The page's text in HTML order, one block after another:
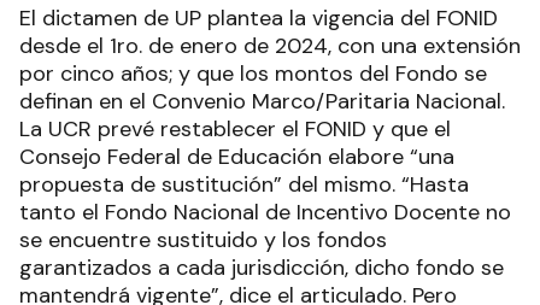
El dictamen de UP plantea la vigencia del FONID
desde el 1ro. de enero de 2024, con una extensión
por cinco años; y que los montos del Fondo se
definan en el Convenio Marco/Paritaria Nacional.
La UCR prevé restablecer el FONID y que el
Consejo Federal de Educación elabore “una
propuesta de sustitución” del mismo. “Hasta
tanto el Fondo Nacional de Incentivo Docente no
se encuentre sustituido y los fondos
garantizados a cada jurisdicción, dicho fondo se
mantendrá vigente”, dice el articulado. Pero